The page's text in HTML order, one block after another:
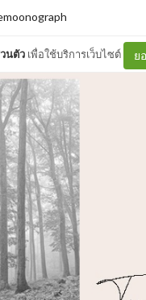
นตัว เพื่อใช้บริการเว็บไซต์ ย